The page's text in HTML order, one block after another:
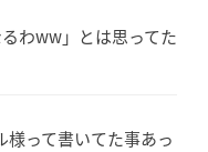
わww」とは思ってた
って書いてた事あっ